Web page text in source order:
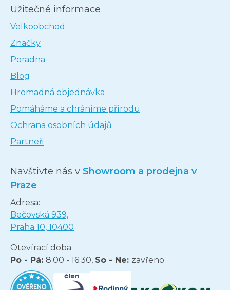
Užitečné informace
Velkoobchod
Značky
Poradna
Blog
Hromadná objednávka
Pomáháme a chráníme přírodu
Ochrana osobních údajů
Partneři
Navštivte nás v Showroom a prodejna v
Praze
Adresa:
Bečovská 939,
Praha 10, 10400
Otevírací doba
Po - Pá: 8:00 - 16:30, So - Ne: zavřeno